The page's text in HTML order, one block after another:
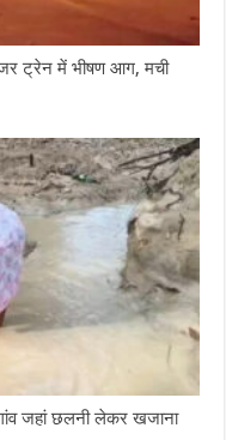
ट्रेन में भीषण आग, मची
जहां छलनी लेकर खजाना